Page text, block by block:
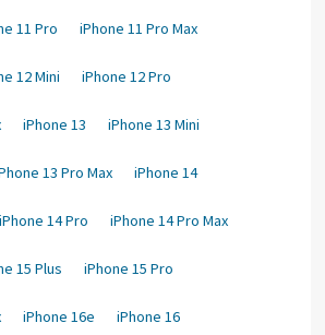
11 Pro iPhone 11 Pro Max
12 Mini iPhone 12 Pro
iPhone 13 iPhone 13 Mini
13 Pro Max iPhone 14
iPhone 14 Pro iPhone 14 Pro Max
15 Plus iPhone 15 Pro
iPhone 16e iPhone 16